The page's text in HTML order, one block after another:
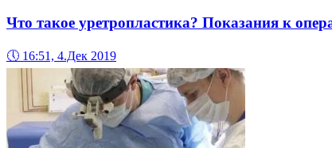
Что такое уретропластика? Показания к
🕔 16:51, 4.Дек 2019